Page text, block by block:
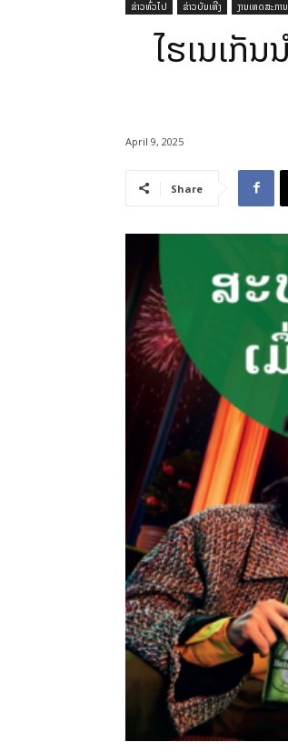
ຂ່າວທົ່ວໄປ ຂ່າວບັນເທີງ ງານເທດສະການ
ໄຮເນເກັ
April 9, 2025
Share